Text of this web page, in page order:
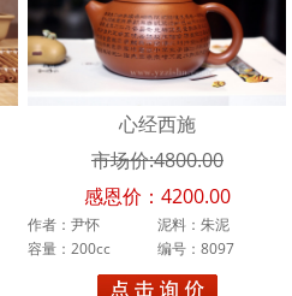
心经西施
市场价:4800.00
感恩价：4200.00
作者：尹怀
泥料：朱泥
容量：200cc
编号：8097